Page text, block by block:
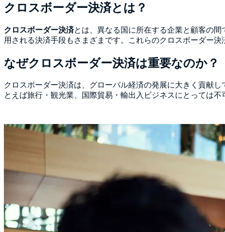
クロスボーダー決済とは？
クロスボーダー決済とは、異なる国に所在する企業と顧客の
用される決済手段もさまざまです。これらのクロスボーダー
なぜクロスボーダー決済は重要なのか？
クロスボーダー決済は、グローバル経済の発展に大きく貢献
とえば旅行・観光業、国際貿易・輸出入ビジネスにとっては不